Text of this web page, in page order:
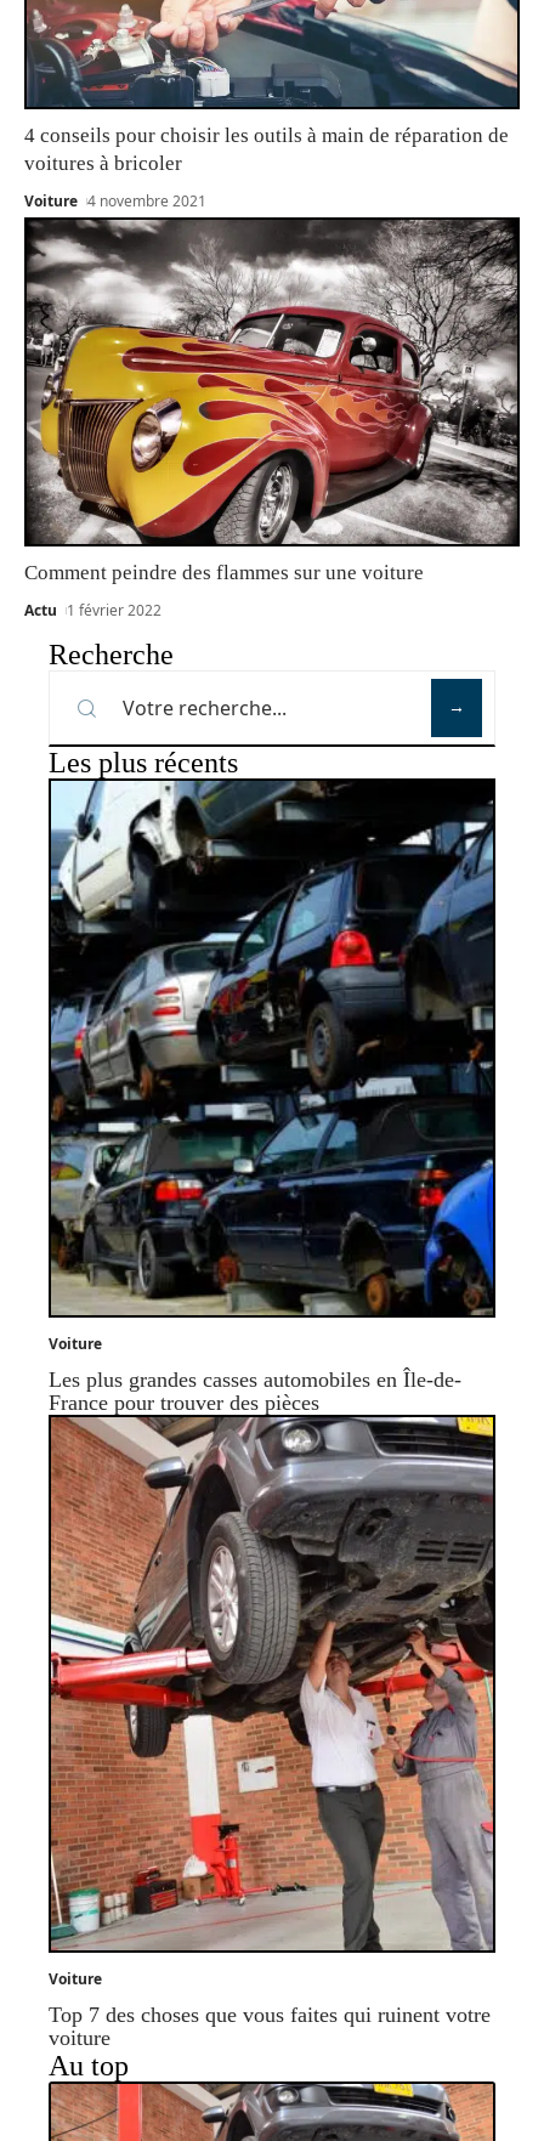
4 conseils pour choisir les outils à main de réparation de
voitures à bricoler
Voiture 4 novembre 2021
Comment peindre des flammes sur une voiture
Actu 1 février 2022
Recherche
Les plus récents
Voiture
Les plus grandes casses automobiles en Île-de-
France pour trouver des pièces
Voiture
Top 7 des choses que vous faites qui ruinent votre
voiture
Au top